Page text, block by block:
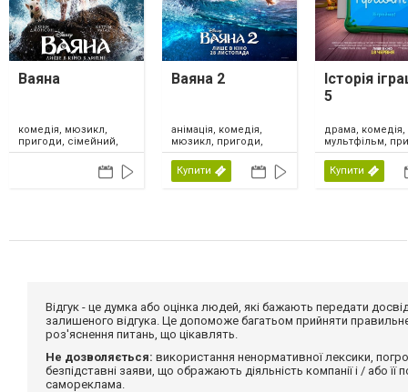
Ваяна
комедія, мюзикл,
пригоди, сімейний,
США, Нова Зеландія,
Ваяна 2
анімація, комедія,
мюзикл, пригоди,
сімейний, США,
Канада, 2024
Купити
Історія
5
драма, комедія,
мультфільм,
сімейний,
США, 2026
Купити
Відгук - це думка або оцінка людей, які бажають передати
залишеного відгука. Це допоможе багатьом прийняти
роз'яснення питань, що цікавлять.
Не дозволяється: використання ненормативної лексики,
безпідставні заяви, що ображають діяльність компанії і / або
самореклама.